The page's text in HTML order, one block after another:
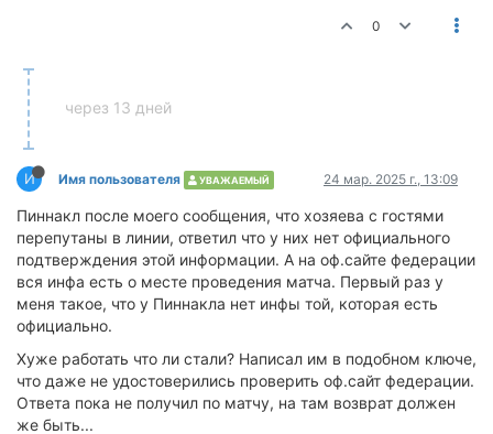
0
через 13 дней
И Имя пользователя УВАЖАЕМЫЙ 24 мар. 2025 г., 13:09
Пиннакл после моего сообщения, что хозяева с гостями
перепутаны в линии, ответил что у них нет официального
подтверждения этой информации. А на оф.сайте федерации
вся инфа есть о месте проведения матча. Первый раз у
меня такое, что у Пиннакла нет инфы той, которая есть
официально.
Хуже работать что ли стали? Написал им в подобном ключе,
что даже не удостоверились проверить оф.сайт федерации.
Ответа пока не получил по матчу, на там возврат должен
же быть...